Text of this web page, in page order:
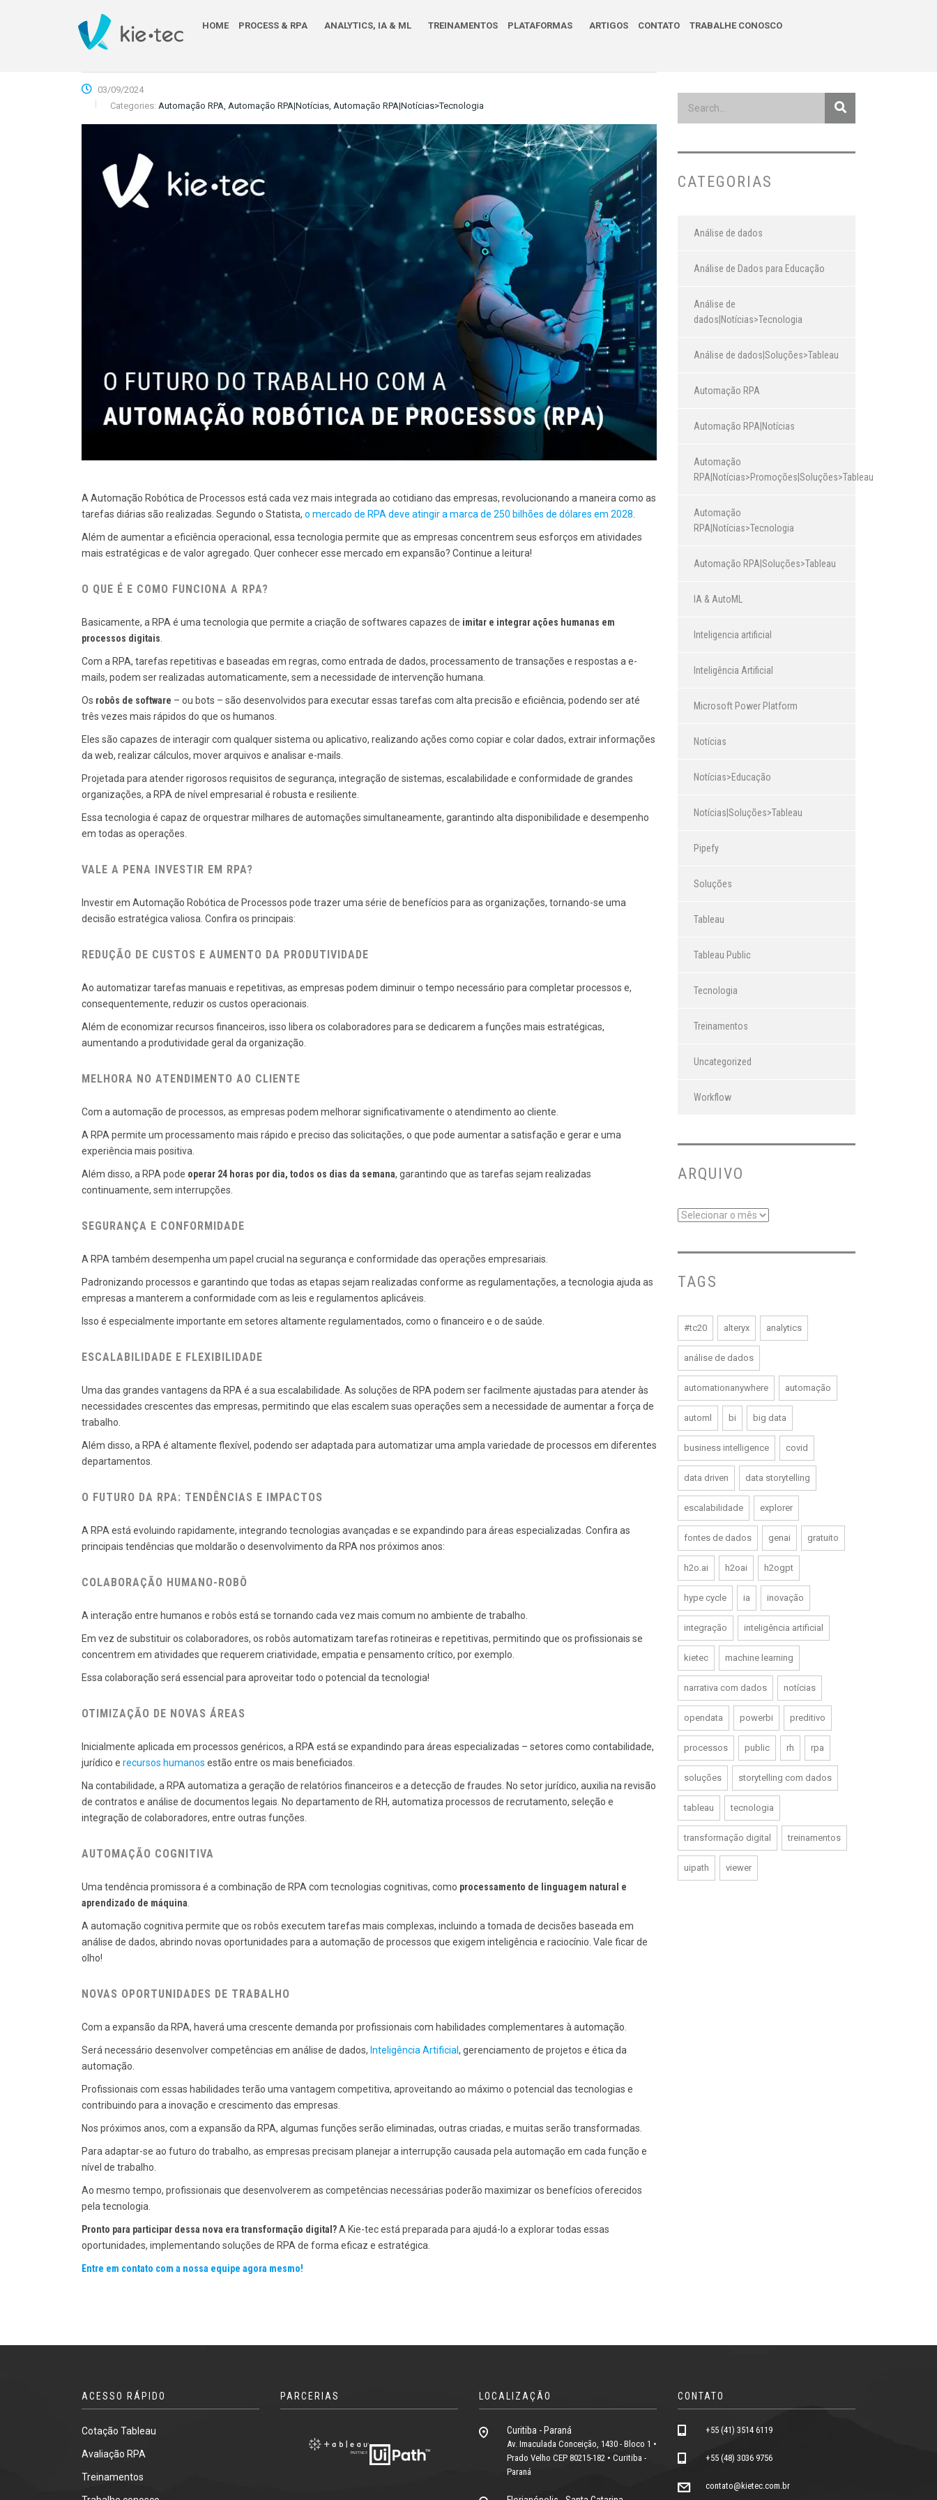
HOME PROCESS & RPA ANALYTICS, IA & ML TREINAMENTOS PLATAFORMAS ARTIGOS CONTATO TRABALHE CONOSCO
03/09/2024
Categories: Automação RPA, Automação RPA|Notícias, Automação RPA|Notícias>Tecnologia
A Automação Robótica de Processos está cada vez mais integrada ao cotidiano das empresas, revolucionando a maneira como as
tarefas diárias são realizadas. Segundo o Statista, o mercado de RPA deve atingir a marca de 250 bilhões de dólares em 2028.
Além de aumentar a eficiência operacional, essa tecnologia permite que as empresas concentrem seus esforços em atividades
mais estratégicas e de valor agregado. Quer conhecer esse mercado em expansão? Continue a leitura!
O QUE É E COMO FUNCIONA A RPA?
Basicamente, a RPA é uma tecnologia que permite a criação de softwares capazes de imitar e integrar ações humanas em
processos digitais.
Com a RPA, tarefas repetitivas e baseadas em regras, como entrada de dados, processamento de transações e respostas a e-
mails, podem ser realizadas automaticamente, sem a necessidade de intervenção humana.
Os robôs de software – ou bots – são desenvolvidos para executar essas tarefas com alta precisão e eficiência, podendo ser até
três vezes mais rápidos do que os humanos.
Eles são capazes de interagir com qualquer sistema ou aplicativo, realizando ações como copiar e colar dados, extrair informações
da web, realizar cálculos, mover arquivos e analisar e-mails.
Projetada para atender rigorosos requisitos de segurança, integração de sistemas, escalabilidade e conformidade de grandes
organizações, a RPA de nível empresarial é robusta e resiliente.
Essa tecnologia é capaz de orquestrar milhares de automações simultaneamente, garantindo alta disponibilidade e desempenho
em todas as operações.
VALE A PENA INVESTIR EM RPA?
Investir em Automação Robótica de Processos pode trazer uma série de benefícios para as organizações, tornando-se uma
decisão estratégica valiosa. Confira os principais:
REDUÇÃO DE CUSTOS E AUMENTO DA PRODUTIVIDADE
Ao automatizar tarefas manuais e repetitivas, as empresas podem diminuir o tempo necessário para completar processos e,
consequentemente, reduzir os custos operacionais.
Além de economizar recursos financeiros, isso libera os colaboradores para se dedicarem a funções mais estratégicas,
aumentando a produtividade geral da organização.
MELHORA NO ATENDIMENTO AO CLIENTE
Com a automação de processos, as empresas podem melhorar significativamente o atendimento ao cliente.
A RPA permite um processamento mais rápido e preciso das solicitações, o que pode aumentar a satisfação e gerar e uma
experiência mais positiva.
Além disso, a RPA pode operar 24 horas por dia, todos os dias da semana, garantindo que as tarefas sejam realizadas
continuamente, sem interrupções.
SEGURANÇA E CONFORMIDADE
A RPA também desempenha um papel crucial na segurança e conformidade das operações empresariais.
Padronizando processos e garantindo que todas as etapas sejam realizadas conforme as regulamentações, a tecnologia ajuda as
empresas a manterem a conformidade com as leis e regulamentos aplicáveis.
Isso é especialmente importante em setores altamente regulamentados, como o financeiro e o de saúde.
ESCALABILIDADE E FLEXIBILIDADE
Uma das grandes vantagens da RPA é a sua escalabilidade. As soluções de RPA podem ser facilmente ajustadas para atender às
necessidades crescentes das empresas, permitindo que elas escalem suas operações sem a necessidade de aumentar a força de
trabalho.
Além disso, a RPA é altamente flexível, podendo ser adaptada para automatizar uma ampla variedade de processos em diferentes
departamentos.
O FUTURO DA RPA: TENDÊNCIAS E IMPACTOS
A RPA está evoluindo rapidamente, integrando tecnologias avançadas e se expandindo para áreas especializadas. Confira as
principais tendências que moldarão o desenvolvimento da RPA nos próximos anos:
COLABORAÇÃO HUMANO-ROBÔ
A interação entre humanos e robôs está se tornando cada vez mais comum no ambiente de trabalho.
Em vez de substituir os colaboradores, os robôs automatizam tarefas rotineiras e repetitivas, permitindo que os profissionais se
concentrem em atividades que requerem criatividade, empatia e pensamento crítico, por exemplo.
Essa colaboração será essencial para aproveitar todo o potencial da tecnologia!
OTIMIZAÇÃO DE NOVAS ÁREAS
Inicialmente aplicada em processos genéricos, a RPA está se expandindo para áreas especializadas – setores como contabilidade,
jurídico e recursos humanos estão entre os mais beneficiados.
Na contabilidade, a RPA automatiza a geração de relatórios financeiros e a detecção de fraudes. No setor jurídico, auxilia na revisão
de contratos e análise de documentos legais. No departamento de RH, automatiza processos de recrutamento, seleção e
integração de colaboradores, entre outras funções.
AUTOMAÇÃO COGNITIVA
Uma tendência promissora é a combinação de RPA com tecnologias cognitivas, como processamento de linguagem natural e
aprendizado de máquina.
A automação cognitiva permite que os robôs executem tarefas mais complexas, incluindo a tomada de decisões baseada em
análise de dados, abrindo novas oportunidades para a automação de processos que exigem inteligência e raciocínio. Vale ficar de
olho!
NOVAS OPORTUNIDADES DE TRABALHO
Com a expansão da RPA, haverá uma crescente demanda por profissionais com habilidades complementares à automação.
Será necessário desenvolver competências em análise de dados, Inteligência Artificial, gerenciamento de projetos e ética da
automação.
Profissionais com essas habilidades terão uma vantagem competitiva, aproveitando ao máximo o potencial das tecnologias e
contribuindo para a inovação e crescimento das empresas.
Nos próximos anos, com a expansão da RPA, algumas funções serão eliminadas, outras criadas, e muitas serão transformadas.
Para adaptar-se ao futuro do trabalho, as empresas precisam planejar a interrupção causada pela automação em cada função e
nível de trabalho.
Ao mesmo tempo, profissionais que desenvolverem as competências necessárias poderão maximizar os benefícios oferecidos
pela tecnologia.
Pronto para participar dessa nova era transformação digital?A Kie-tec está preparada para ajudá-lo a explorar todas essas
oportunidades, implementando soluções de RPA de forma eficaz e estratégica.
Entre em contato com a nossa equipe agora mesmo!
CATEGORIAS
Análise de dados
Análise de Dados para Educação
Análise de
dados|Notícias>Tecnologia
Análise de dados|Soluções>Tableau
Automação RPA
Automação RPA|Notícias
Automação
RPA|Notícias>Promoções|Soluções>Tableau
Automação
RPA|Notícias>Tecnologia
Automação RPA|Soluções>Tableau
IA & AutoML
Inteligencia artificial
Inteligência Artificial
Microsoft Power Platform
Notícias
Notícias>Educação
Notícias|Soluções>Tableau
Pipefy
Soluções
Tableau
Tableau Public
Tecnologia
Treinamentos
Uncategorized
Workflow
ARQUIVO
TAGS
#tc20 alteryx analytics
análise de dados
automationanywhere automação
automl bi big data
business intelligence covid
data driven data storytelling
escalabilidade explorer
fontes de dados genai gratuito
h2o.ai h2oai h2ogpt
hype cycle ia inovação
integração inteligência artificial
kietec machine learning
narrativa com dados notícias
opendata powerbi preditivo
processos public rh rpa
soluções storytelling com dados
tableau tecnologia
transformação digital treinamentos
uipath viewer
ACESSO RÁPIDO
Cotação Tableau
Avaliação RPA
Treinamentos
PARCERIAS LOCALIZAÇÃO
Curitiba - Paraná
Av. Imaculada Conceição, 1430 - Bloco 1 •
Prado Velho CEP 80215-182 • Curitiba -
Paraná
CONTATO
+55 (41) 3514 6119
+55 (48) 3036 9756
contato@kietec.com.br